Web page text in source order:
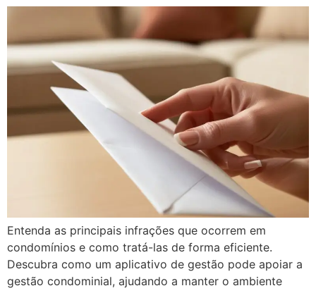
Entenda as principais infrações que ocorrem em
condomínios e como tratá-las de forma eficiente.
Descubra como um aplicativo de gestão pode apoiar a
gestão condominial, ajudando a manter o ambiente